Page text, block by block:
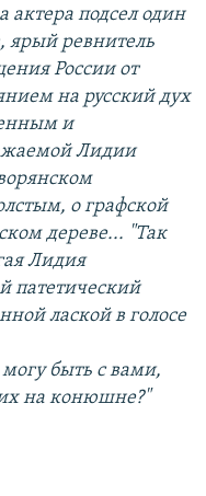
актера подсел один
ярый ревнитель
России от
на русский дух
и
Лидии
о графской
дереве... "Так
Лидия
патетический
лаской в голосе
быть с вами,
на конюшне?"